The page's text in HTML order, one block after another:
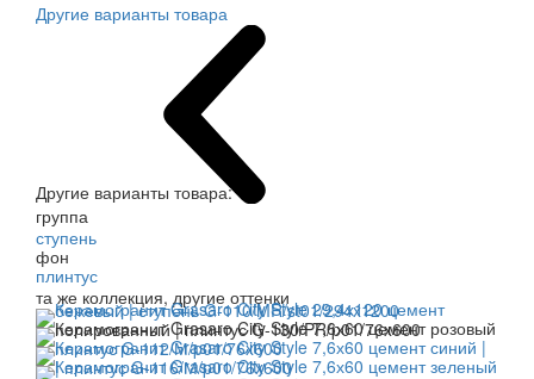
Другие варианты товара
Другие варианты товара:
группа
ступень
фон
плинтус
та же коллекция, другие оттенки